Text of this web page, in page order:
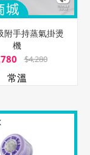
附手持蒸氣掛燙
機
$4,280
常溫